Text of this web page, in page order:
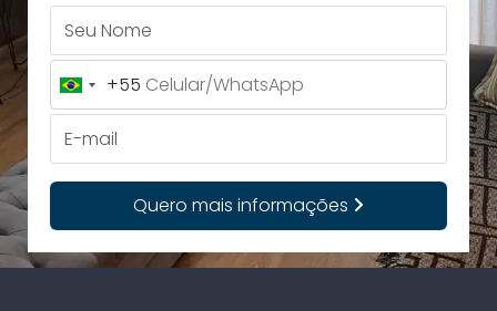
Brazil
+55
+55
Quero mais informações